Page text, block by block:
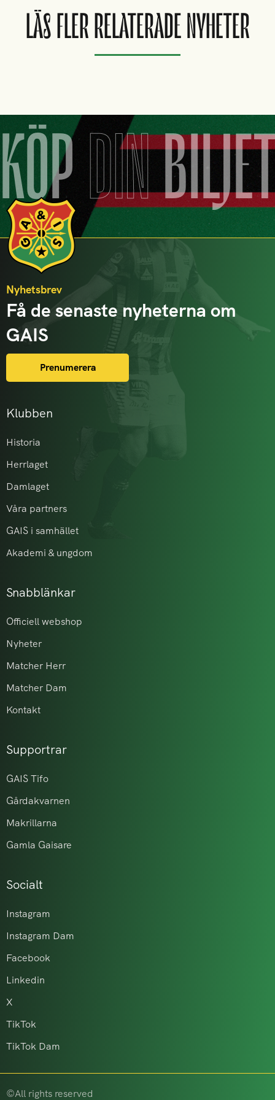
LÄS FLER RELATERADE NYHETER
KÖPDIN
Klubben
Historia
Herrlaget
Damlaget
Våra partners
GAIS i samhället
Akademi & ungdom
Snabblänkar
Officiell webshop
Nyheter
Matcher Herr
Matcher Dam
Kontakt
Supportrar
GAIS Tifo
Gårdakvarnen
Makrillarna
Gamla Gaisare
Socialt
Instagram
Instagram Dam
Facebook
Linkedin
X
TikTok
TikTok Dam
Nyhetsbrev
Få de senaste nyheterna om
GAIS
Prenumerera
©All rights reserved